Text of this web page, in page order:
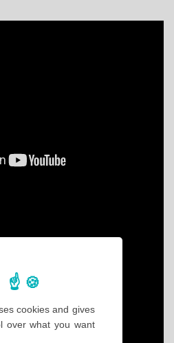
cookies and gives
over what you want